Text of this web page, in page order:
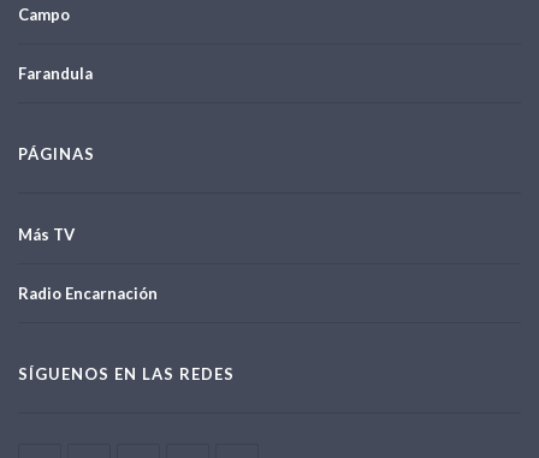
Campo
Farandula
PÁGINAS
Más TV
Radio Encarnación
SÍGUENOS EN LAS REDES